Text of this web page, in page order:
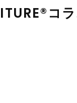
コラ